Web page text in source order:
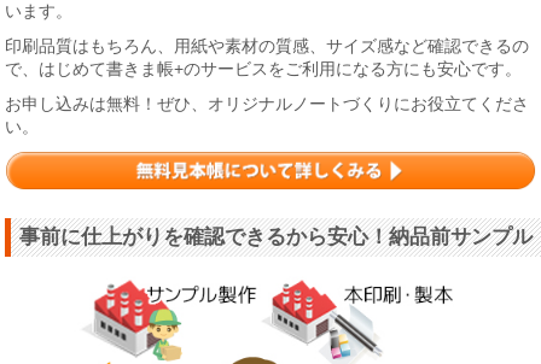
います。
印刷品質はもちろん、用紙や素材の質感、サイズ感など確認できるの
で、はじめて書きま帳+のサービスをご利用になる方にも安心です。
お申し込みは無料！ぜひ、オリジナルノートづくりにお役立てくださ
い。
事前に仕上がりを確認できるから安心！納品前サンプル